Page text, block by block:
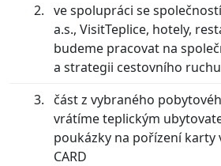
ve spolupráci se
a.s., VisitTeplice, hotely,
budeme pracovat na
a strategii cestovního ruchu
část z vybraného
vrátíme teplickým
poukázky na pořízení karty
CARD